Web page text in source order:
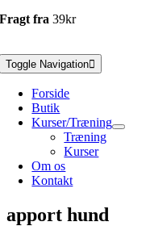
Fragt fra39kr
Toggle Navigation
Forside
Butik
Kurser/Træning
Træning
Kurser
Om os
Kontakt
apport hund